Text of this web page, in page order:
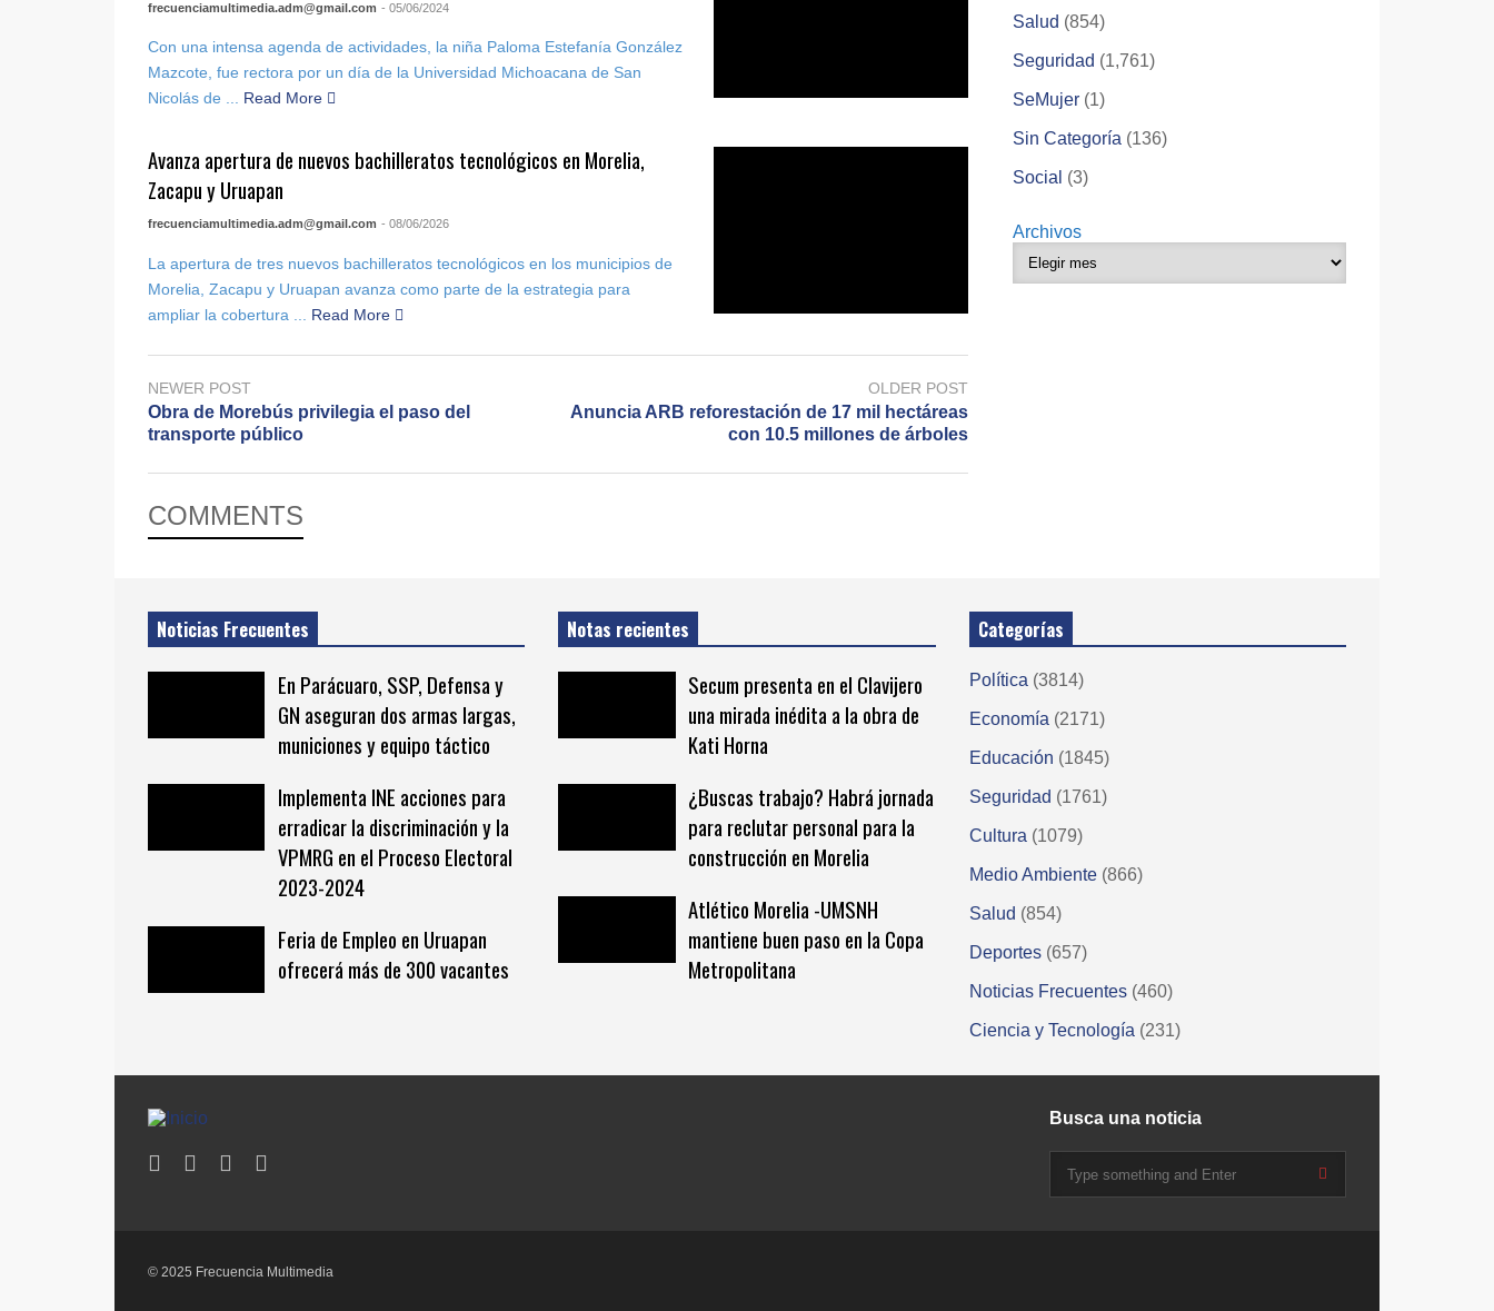
frecuenciamultimedia.adm@gmail.com - 05/06/2024
Con una intensa agenda de actividades, la niña Paloma Estefanía González
Mazcote, fue rectora por un día de la Universidad Michoacana de San
Nicolás de ... Read More
Avanza apertura de nuevos bachilleratos tecnológicos en Morelia,
Zacapu y Uruapan
frecuenciamultimedia.adm@gmail.com - 08/06/2026
La apertura de tres nuevos bachilleratos tecnológicos en los municipios de
Morelia, Zacapu y Uruapan avanza como parte de la estrategia para
ampliar la cobertura ...
Read More
NEWER POST
Obra de Morebús privilegia el paso del
transporte público
OLDER POST
Anuncia ARB reforestación de 17 mil hectáreas
con 10.5 millones de árboles
COMMENTS
Salud (854)
Seguridad (1,761)
SeMujer (1)
Sin Categoría (136)
Social (3)
Archivos
Noticias Frecuentes
En Parácuaro, SSP, Defensa y
GN aseguran dos armas largas,
municiones y equipo táctico
Implementa INE acciones para
erradicar la discriminación y la
VPMRG en el Proceso Electoral
2023-2024
Feria de Empleo en Uruapan
ofrecerá más de 300 vacantes
Notas recientes
Secum presenta en el Clavijero
una mirada inédita a la obra de
Kati Horna
¿Buscas trabajo? Habrá jornada
para reclutar personal para la
construcción en Morelia
Atlético Morelia -UMSNH
mantiene buen paso en la Copa
Metropolitana
Categorías
Política (3814)
Economía (2171)
Educación (1845)
Seguridad (1761)
Cultura (1079)
Medio Ambiente (866)
Salud (854)
Deportes (657)
Noticias Frecuentes (460)
Ciencia y Tecnología (231)
Busca una noticia
© 2025 Frecuencia Multimedia